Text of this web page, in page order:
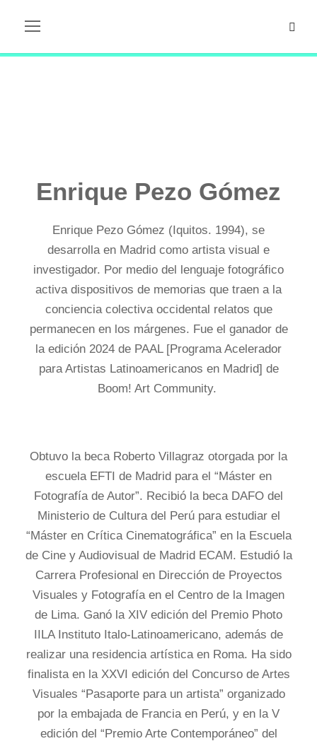
Enrique Pezo Gómez
Enrique Pezo Gómez (Iquitos. 1994), se
desarrolla en Madrid como artista visual e
investigador. Por medio del lenguaje fotográfico
activa dispositivos de memorias que traen a la
conciencia colectiva occidental relatos que
permanecen en los márgenes. Fue el ganador de
la edición 2024 de PAAL [Programa Acelerador
para Artistas Latinoamericanos en Madrid] de
Boom! Art Community.
Obtuvo la beca Roberto Villagraz otorgada por la
escuela EFTI de Madrid para el “Máster en
Fotografía de Autor”. Recibió la beca DAFO del
Ministerio de Cultura del Perú para estudiar el
“Máster en Crítica Cinematográfica” en la Escuela
de Cine y Audiovisual de Madrid ECAM. Estudió la
Carrera Profesional en Dirección de Proyectos
Visuales y Fotografía en el Centro de la Imagen
de Lima. Ganó la XIV edición del Premio Photo
IILA Instituto Italo-Latinoamericano, además de
realizar una residencia artística en Roma. Ha sido
finalista en la XXVI edición del Concurso de Artes
Visuales “Pasaporte para un artista” organizado
por la embajada de Francia en Perú, y en la V
edición del “Premio Arte Contemporáneo” del